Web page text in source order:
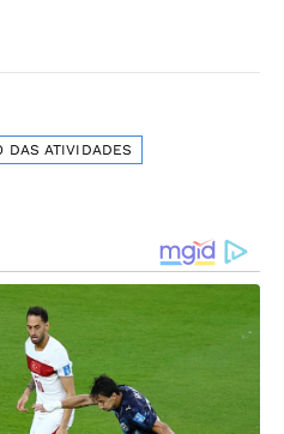
DAS ATIVIDADES